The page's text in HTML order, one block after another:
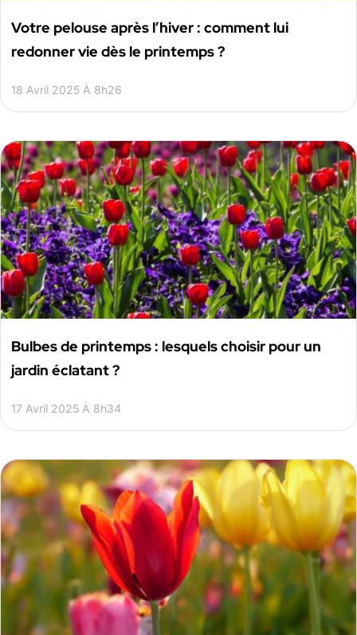
Votre pelouse après l’hiver : comment lui
redonner vie dès le printemps ?
18 Avril 2025 À 8h26
Bulbes de printemps : lesquels choisir pour un
jardin éclatant ?
17 Avril 2025 À 8h34